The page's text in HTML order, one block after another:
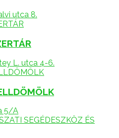
utca 8.
L. utca 4-6.
5/A